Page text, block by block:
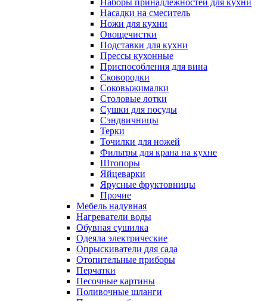
Наборы принадлежностей для кухни
Насадки на смеситель
Ножи для кухни
Овощечистки
Подставки для кухни
Прессы кухонные
Приспособления для вина
Сковородки
Соковыжималки
Столовые лотки
Сушки для посуды
Сэндвичницы
Терки
Точилки для ножей
Фильтры для крана на кухне
Штопоры
Яйцеварки
Ярусные фруктовницы
Прочие
Мебель надувная
Нагреватели воды
Обувная сушилка
Одеяла электрические
Опрыскиватели для сада
Отопительные приборы
Перчатки
Песочные картины
Поливочные шланги